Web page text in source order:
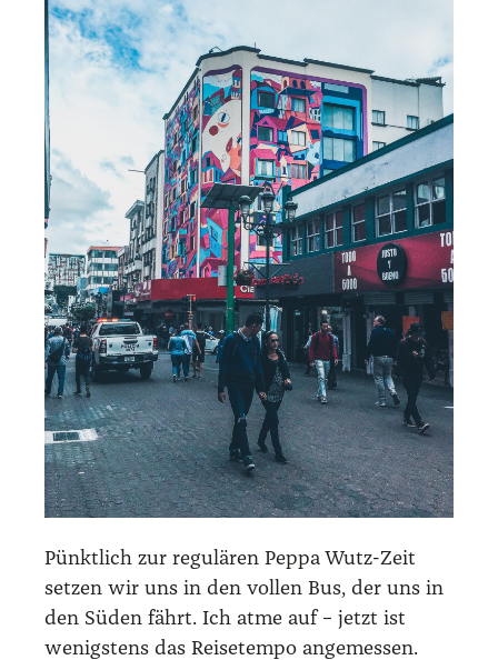
Pünkt­lich zur regu­lä­ren Peppa Wutz-Zeit
set­zen wir uns in den vol­len Bus, der uns in
den Süden fährt. Ich atme auf – jetzt ist
wenigs­tens das Rei­se­tem­po ange­mes­sen.